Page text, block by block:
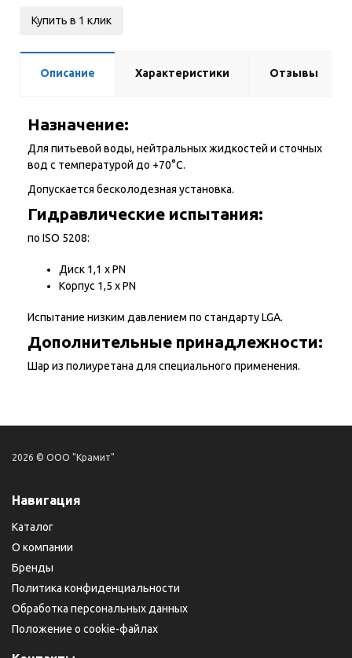
Купить в 1 клик
Описание Характеристики Отзывы
Назначение:
Для питьевой воды, нейтральных жидкостей и сточных
вод с температурой до +70°С.
Допускается бесколодезная установка.
Гидравлические испытания:
по ISO 5208:
Диск 1,1 x PN
Корпус 1,5 x PN
Испытание низким давлением по стандарту LGA.
Дополнительные принадлежности:
Шар из полиуретана для специального применения.
2026 © ООО "Крамит"
Навигация
Каталог
О компании
Бренды
Политика конфиденциальности
Обработка персональных данных
Положение о cookie-файлах